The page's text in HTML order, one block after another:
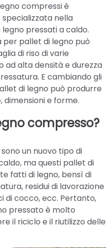
compressi è
nella
pressati a caldo.
pallet di legno può
di riso di varie
ad alta densità e durezza
E cambiando gli
di legno può produrre
dimensioni e forme.
compresso?
un nuovo tipo di
ma questi pallet di
fatti di legno, bensì di
residui di lavorazione
di cocco, ecc. Pertanto,
pressato è molto
il riciclo e il riutilizzo delle